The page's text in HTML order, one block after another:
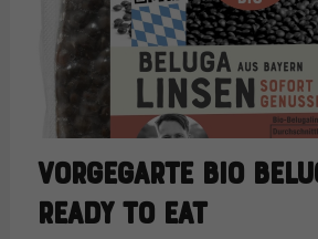
VORGEGARTE BIO
READY TO EAT